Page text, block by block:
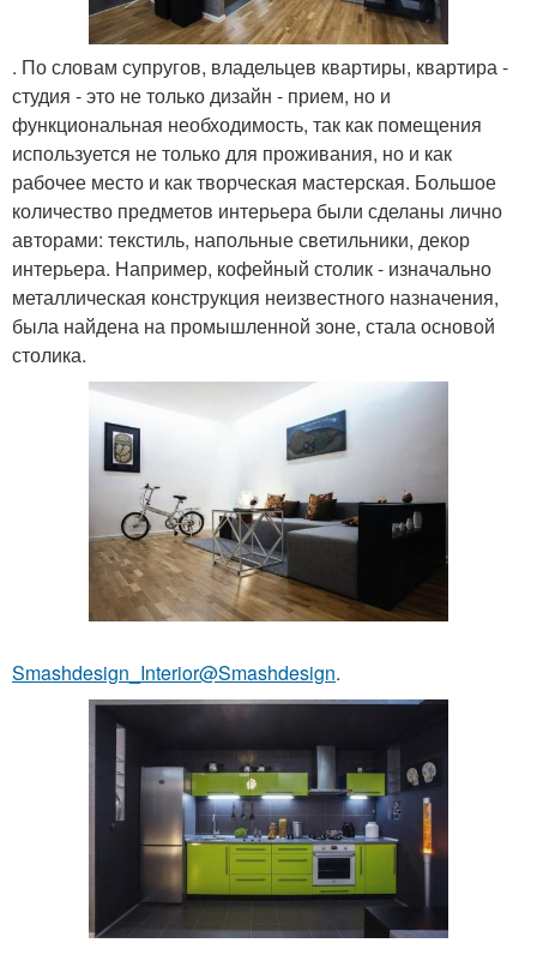
. По словам супругов, владельцев квартиры, квартира -
студия - это не только дизайн - прием, но и
функциональная необходимость, так как помещения
используется не только для проживания, но и как
рабочее место и как творческая мастерская. Большое
количество предметов интерьера были сделаны лично
авторами: текстиль, напольные светильники, декор
интерьера. Например, кофейный столик - изначально
металлическая конструкция неизвестного назначения,
была найдена на промышленной зоне, стала основой
столика.
Smashdesign_Interior@Smashdesign.